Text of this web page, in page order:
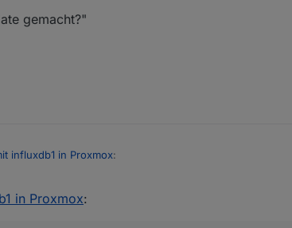
gemacht?"
influxdb1 in Proxmox:
in Proxmox: